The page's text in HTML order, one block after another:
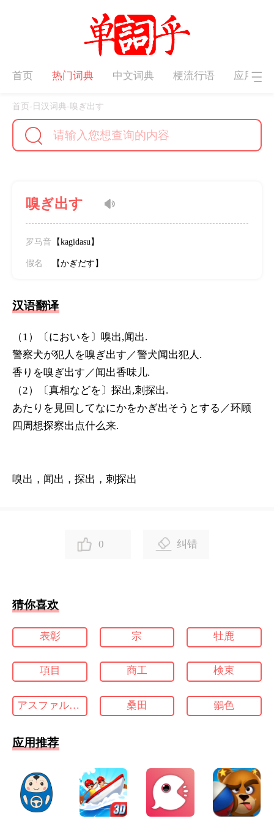
首页 热门词典 中文词典 梗流行语 应用下
首页- 日汉词典- 嗅ぎ出す
嗅ぎ出す
罗马音 【kagidasu】
假名 【かぎだす】
汉语翻译
（1）〔においを〕嗅出,闻出.
警察犬が犯人を嗅ぎ出す／警犬闻出犯人.
香りを嗅ぎ出す／闻出香味儿.
（2）〔真相などを〕探出,刺探出.
あたりを見回してなにかをかぎ出そうとする／环顾
四周想探察出点什么来.
嗅出，闻出，探出，刺探出
0 纠错
猜你喜欢
表彰 宗 牡鹿
項目 商工 検束
アスファルト コンクリート 桑田 鶸色
应用推荐